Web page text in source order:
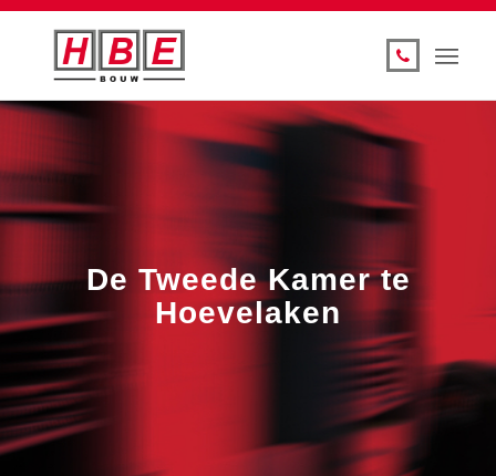
De Tweede Kamer te
Hoevelaken